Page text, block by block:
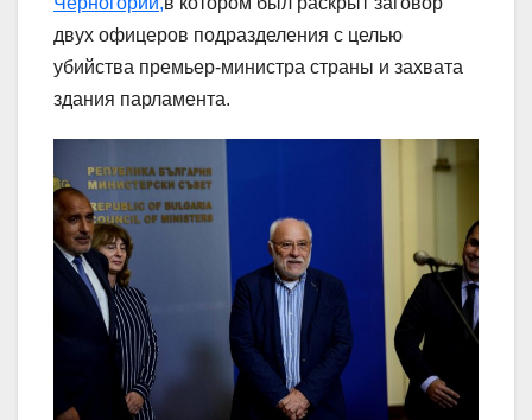
двух офицеров подразделения с целью
убийства премьер-министра страны и захвата
здания парламента.